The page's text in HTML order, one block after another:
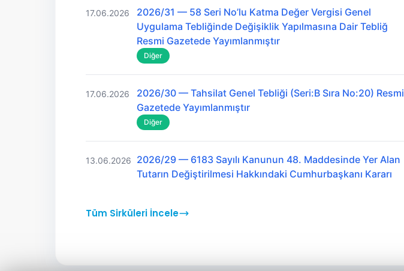
17.06.2026
2026/31 — 58 Seri No’lu Katma Değer Vergisi Genel
Uygulama Tebliğinde Değişiklik Yapılmasına Dair Tebliğ
Resmi Gazetede Yayımlanmıştır
Diğer
17.06.2026
2026/30 — Tahsilat Genel Tebliği (Seri:B Sıra No:20) Resmi
Gazetede Yayımlanmıştır
Diğer
13.06.2026
2026/29 — 6183 Sayılı Kanunun 48. Maddesinde Yer Alan
Tutarın Değiştirilmesi Hakkındaki Cumhurbaşkanı Kararı
Tüm Sirküleri İncele